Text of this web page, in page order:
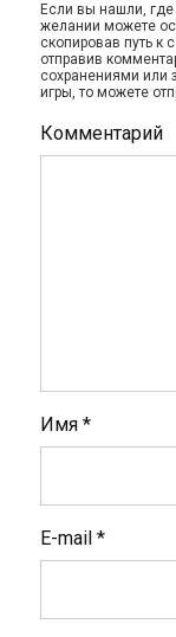
Если вы нашли, где
желании можете
скопировав путь к
отправив
сохранениями или
игры, то можете
Комментарий
Имя *
E-mail *